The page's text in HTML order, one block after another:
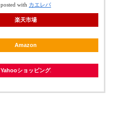
posted with カエレバ
楽天市場
Amazon
Yahooショッピング